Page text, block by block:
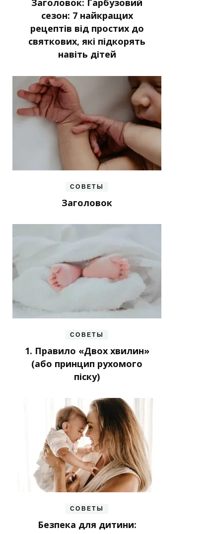
Заголовок: Гарбузовий
сезон: 7 найкращих
рецептів від простих до
святкових, які підкорять
навіть дітей
СОВЕТЫ
Заголовок
СОВЕТЫ
1. Правило «Двох хвилин»
(або принцип рухомого
піску)
СОВЕТЫ
Безпека для дитини: